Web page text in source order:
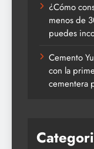
¿Cómo
menos de
puedes
Cemento
con la
cementera